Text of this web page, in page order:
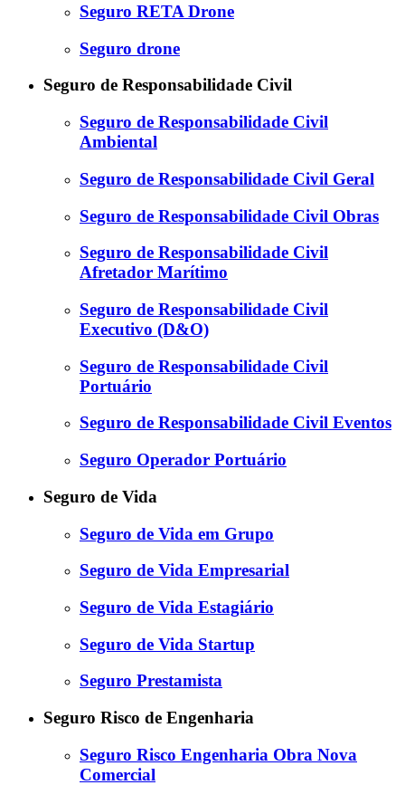
Seguro RETA Drone
Seguro drone
Seguro de Responsabilidade Civil
Seguro de Responsabilidade Civil
Ambiental
Seguro de Responsabilidade Civil Geral
Seguro de Responsabilidade Civil Obras
Seguro de Responsabilidade Civil
Afretador Marítimo
Seguro de Responsabilidade Civil
Executivo (D&O)
Seguro de Responsabilidade Civil
Portuário
Seguro de Responsabilidade Civil Eventos
Seguro Operador Portuário
Seguro de Vida
Seguro de Vida em Grupo
Seguro de Vida Empresarial
Seguro de Vida Estagiário
Seguro de Vida Startup
Seguro Prestamista
Seguro Risco de Engenharia
Seguro Risco Engenharia Obra Nova
Comercial